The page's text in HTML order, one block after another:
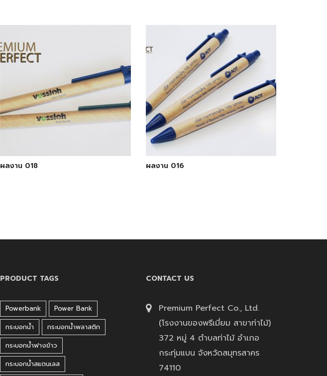
ผลงาน 018 ผลงาน 016
PRODUCT TAGS
Powerbank
Power Bank
กระบอกน้ำ
กระบอกน้ำพลาสติก
กระบอกน้ำฟางข้าว
กระบอกน้ำสแตนเลส
CONTACT US
Premium Perfect Co., Ltd.
(โรงงานของพรีเมี่ยม สาขาท่าไม้)
372 หมู่ 4 ตำบลท่าไม้ อำเภอ
กระทุ่มแบน จังหวัดสมุทรสาคร
74110